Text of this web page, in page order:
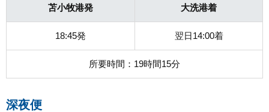
苫小牧港発 大洗港着
18:45発 翌日14:00着
所要時間：19時間15分
深夜便